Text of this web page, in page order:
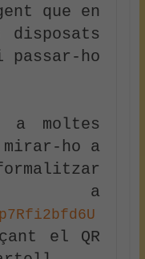
que en
disposats
ho
a moltes
ho a
el QR